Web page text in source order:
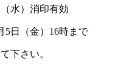
水）消印有効
日（金）16時まで
下さい。